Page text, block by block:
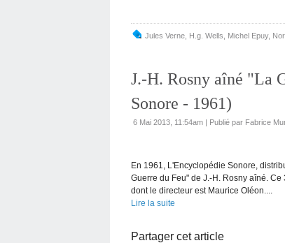
Jules Verne H.g. Wells Michel Epuy,
J.-H. Rosny aîné "La
Sonore - 1961)
6 Mai 2013, 11:54am | Publié par Fabrice
En 1961, L'Encyclopédie Sonore,
Guerre du Feu" de J.-H. Rosny aîné.
dont le directeur est Maurice Oléon....
Lire la suite
Partager cet article